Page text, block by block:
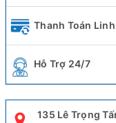
Thanh Toán
Hỗ Trợ 24/7
135 Lê Trọng